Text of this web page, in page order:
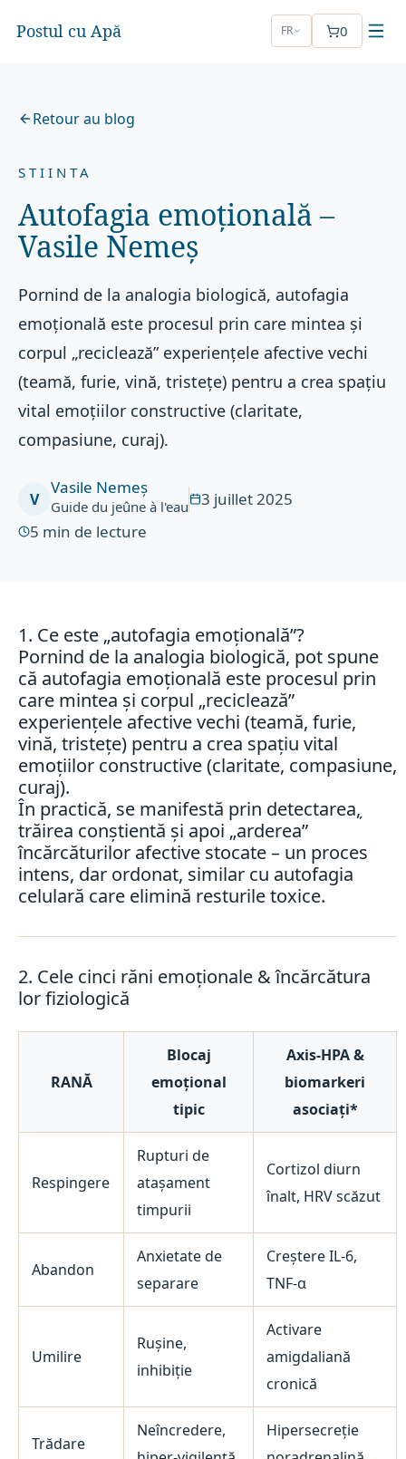
Postul cu Apă FR 0
Retour au blog
STIINTA
Autofagia emoțională –
Vasile Nemeș
Pornind de la analogia biologică, autofagia
emoțională este procesul prin care mintea și
corpul „reciclează” experiențele afective vechi
(teamă, furie, vină, tristețe) pentru a crea spațiu
vital emoțiilor constructive (claritate,
compasiune, curaj).
V
Vasile Nemeș
Guide du jeûne à l'eau
3 juillet 2025
5 min de lecture
1. Ce este „autofagia emoțională”?
Pornind de la analogia biologică, pot spune
că autofagia emoțională este procesul prin
care mintea și corpul „reciclează”
experiențele afective vechi (teamă, furie,
vină, tristețe) pentru a crea spațiu vital
emoțiilor constructive (claritate, compasiune,
curaj).
În practică, se manifestă prin detectarea,̦
trăirea conștientă și apoi „arderea”
încărcăturilor afective stocate – un proces
intens, dar ordonat, similar cu autofagia
celulară care elimină resturile toxice.
2. Cele cinci răni emoționale & încărcătura
lor fiziologică
RANĂ
Blocaj
emoțional
tipic
Axis-HPA &
biomarkeri
asociați*
Respingere
Rupturi de
atașament
timpurii
Cortizol diurn
înalt, HRV scăzut
Abandon
Anxietate de
separare
Creștere IL-6,
TNF-α
Umilire
Rușine,
inhibiție
Activare
amigdaliană
cronică
Trădare
Neîncredere,
Hipersecreție